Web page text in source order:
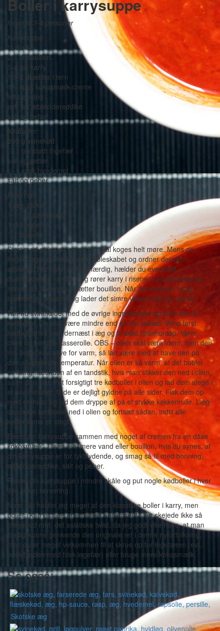
Boller i karrysuppe
forret til 3-4 personer
Karrysuppe:
½ dl ris
2½ dl bouillon
3-4 tsk karry
1½-2 dl æbler i tern
1½ spsk kokosmælk-creme
lidt honning
evt. lidt æblecidereddike
salt og peber
Kødboller:
200 g svinekød
½-1 tsk stødt ingefær
salt og peber
½-1 spsk hvedemel
salt og peber
Fritering:
1 æg, pisket
1-1½ dl pankorasp
1 dl hvedemel
½ l rapsolie
Start med at koge risene. De skal koges helt møre. Mens de
koger, tager du kødet ud af køleskabet og ordner derefter
æblerne. Når risen er kogt færdig, hælder du eventuelt
overskydende vand fra og rører karry i risene. Lad det svitse et
minuts tid, inden du tilsætter bouillon. Når det kommer i kog,
tilsætter du æblerne og lader det simre videre ved lav varme.
Rør nu svinekødet med de øvrige ingredienser og form det til
kødboller. De skal være mindre end en hel valnød. Vend først
kødbollerne i mel, dernæst i æg og til sidst i pankorasp. Varm
olien op i en lille kasserolle. OBS – olien skal være varm, men den
må heller ikke blive for varm, så lad være med at have den på
den allerhøjeste temperatur. Når olien er så varm, at det bobler
omkring træenden af en tandstik, hvis man stikker den ned i olien,
så er den klar. Put forsigtigt tre kødboller i olien og lad dem stege i
et par minutter, til de er dejligt gyldne på alle sider. Fisk dem op
med en hulsi og lad dem dryppe af på et stykke køkkenrulle. Læg
de næste kødboller ned i olien og fortsæt sådan, indtil alle
kødbollerne er stegt.
Blend din karrysuppe sammen med noget af cremen fra en dåse
kokosmælk. Tilsæt evt. mere vand eller boullion, hvis du synes, at
din karrysuppe er for tyktflydende, og smag så til med honning,
æblecidereddike, salt og peber.
Fordel din karrysuppe i mindre skåle og put nogle kødboller i hver
lige inden servering.
Note: Nu holder jeg meget af den klassiske boller i karry, men
boller i karrysuppe er en stærk konkurrent. Jeg skejede ikke så
meget ud mht. det asiatiske twist, da jeg godt ville have, at man
stadig kunne genkende den originale ret i denne nyfortolkning,
men du er meget velkommen til at skrue op for ingefæren (evt.
udskifte den med frisk ingefær) eller bruge mere kokosmælk.
Se også:
Skotske æg